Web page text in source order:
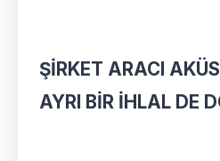
ŞİRKET ARACI
AYRI BİR İHLAL DE